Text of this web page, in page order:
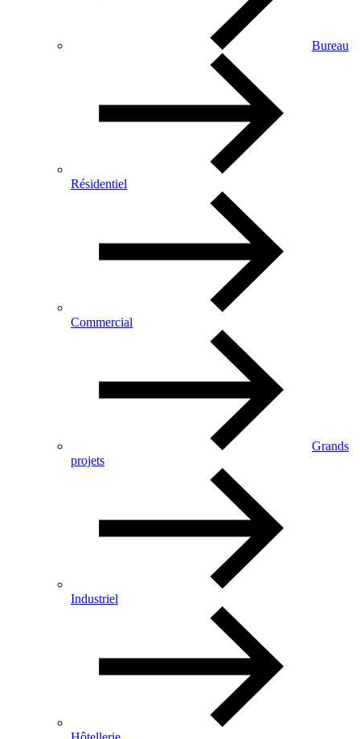
Bureau
Résidentiel
Commercial
Grands
projets
Industriel